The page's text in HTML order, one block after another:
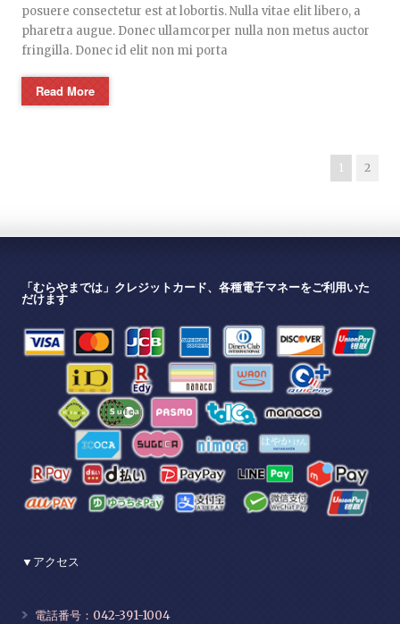
posuere consectetur est at lobortis. Nulla vitae elit libero, a
pharetra augue. Donec ullamcorper nulla non metus auctor
fringilla. Donec id elit non mi porta
Read More
1 2
「むらやまでは」クレジットカード、各種電子マネーをご利用いた
だけます
▼アクセス
電話番号：042-391-1004